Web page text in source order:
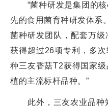
“菌种研发是集团的核
先的食用菌育种研发体系
菌种研发团队，配套万
获得超过26项专利，多
种三友香菇T2获得国家
植的主流标杆品种。”
此外，三友农业品种